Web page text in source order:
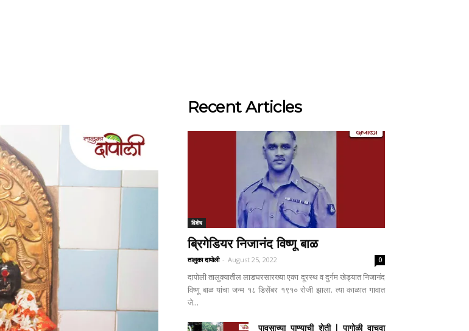
Recent Articles
विशेष
ब्रिगेडियर निजानंद विष्णू बाळ
तालुका दापोली - August 25, 2022 0
दापोली तालुक्यातील लाडघरसारख्या एका दूरस्थ व दुर्गम खेड्यात निजानंद
विष्णू बाळ यांचा जन्म १८ डिसेंबर १९१० रोजी झाला. त्या काळात गावात
जे...
पावसाच्या पाण्याची शेती | पागोळी वाचवा